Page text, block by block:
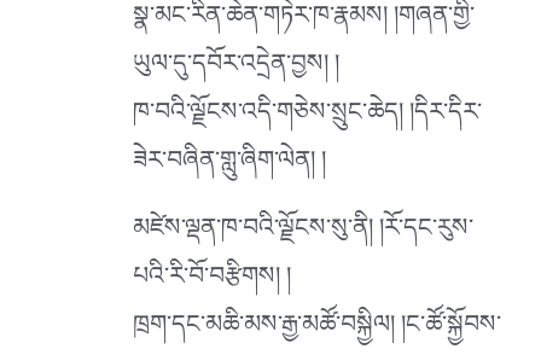
སྣ་མང་རིན་ཆེན་གཏེར་ཁ་རྣམས། །གཞན་གྱི་
ཡུལ་དུ་དབོར་འདྲེན་བྱས། །
ཁ་བའི་ལྗོངས་འདི་གཅེས་སྲུང་ཆེད། །དིར་དིར་
ཟེར་བཞིན་གླུ་ཞིག་ལེན། །
མཛེས་ལྡན་ཁ་བའི་ལྗོངས་སུ་ནི། །རོ་དང་རུས་
པའི་རི་བོ་བརྩིགས། །
ཁྲག་དང་མཆི་མས་རྒྱ་མཚོ་བསྐྱིལ། །ང་ཚོ་སྐྱོབས་